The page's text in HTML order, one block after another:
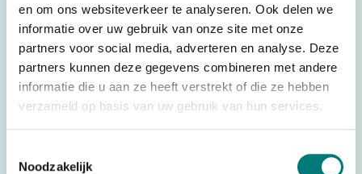
en om ons websiteverkeer te analyseren. Ook delen we
informatie over uw gebruik van onze site met onze
partners voor social media, adverteren en analyse. Deze
partners kunnen deze gegevens combineren met andere
informatie die u aan ze heeft verstrekt of die ze hebben
verzameld op basis van uw gebruik van hun services.
Noodzakelijk
Brands
Danfoss®/Ikusi®
Parts
Switches, joysticks &
accessories